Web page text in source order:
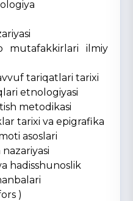
ilmiy
tariqatlari tarixi
etnologiyasi
metodikasi
tarixi va epigrafika
asoslari
hadisshunoslik
)